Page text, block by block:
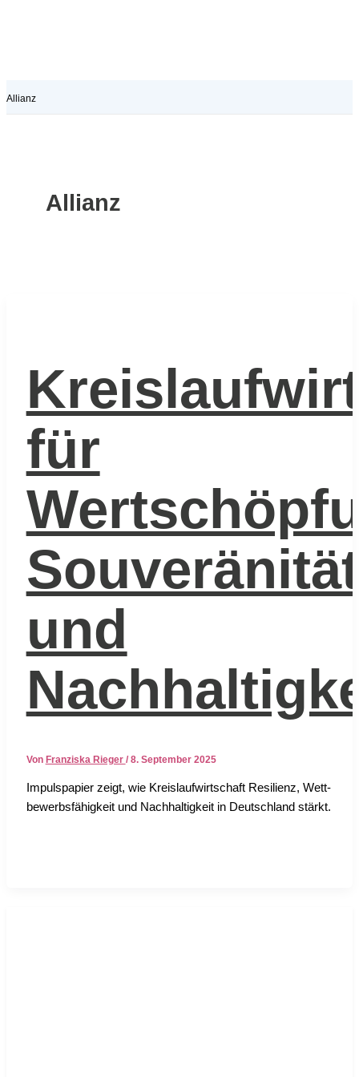
Allianz
Allianz
für
Souveränität
und
Von Franziska Rieger / 8. September 2025
Impuls­pa­pier zeigt, wie Kreis­lauf­wirt­schaft Resi­li­enz, Wett­
be­werbs­fä­hig­keit und Nach­hal­tig­keit in Deutsch­land stärkt.